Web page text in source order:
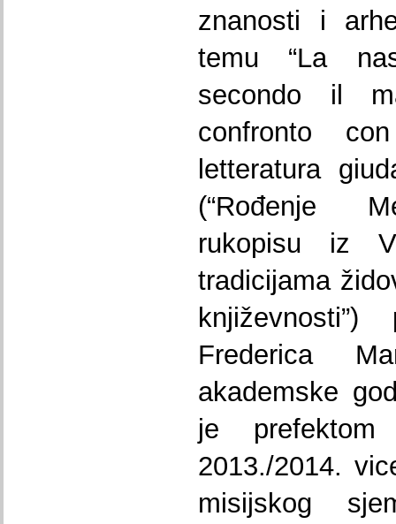
znanosti i
temu “La
secondo il
confronto
letteratura
(“Rođenje
rukopisu iz
tradicijama
Frederica
akademske
je
2013./2014.
misijskog